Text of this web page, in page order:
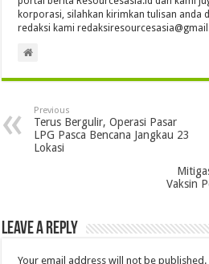
korporasi, silahkan kirimkan tulisan anda
redaksi kami
Previous
Terus Bergulir, Operasi Pasar
LPG Pasca Bencana Jangkau 23
Lokasi
Vaksin
Leave a Reply
Your email address will not be published.